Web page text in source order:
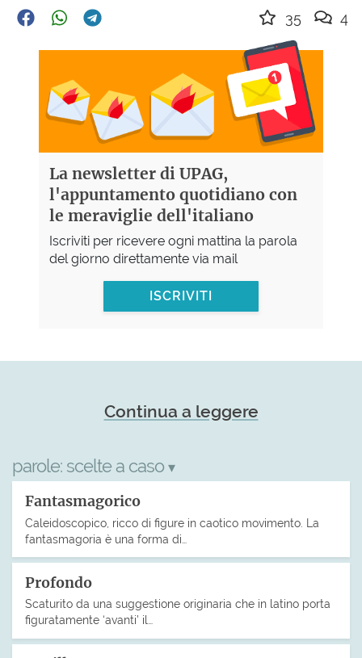
35 4
La newsletter di UPAG,
l'appuntamento quotidiano con
le meraviglie dell'italiano
Iscriviti per ricevere ogni mattina la parola
del giorno direttamente via mail
ISCRIVITI
Continua a leggere
parole: scelte a caso ▾
Fantasmagorico
Caleidoscopico, ricco di figure in caotico movimento. La
fantasmagoria è una forma di…
Profondo
Scaturito da una suggestione originaria che in latino porta
figuratamente ‘avanti’ il…